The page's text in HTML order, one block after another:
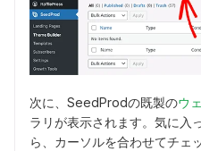
次に、SeedProdの既製のウ
ラリが表示されます。気に入
ら、カーソルを合わせてチェ